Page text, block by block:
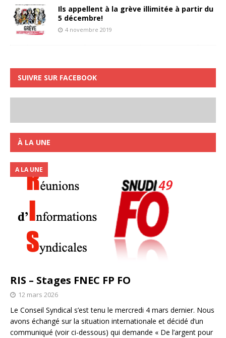
Ils appellent à la grève illimitée à partir du
5 décembre!
4 novembre 2019
SUIVRE SUR FACEBOOK
À LA UNE
RIS – Stages FNEC FP FO
A LA UNE
12 mars 2026
Le Conseil Syndical s’est tenu le mercredi 4 mars dernier. Nous
avons échangé sur la situation internationale et décidé d’un
communiqué (voir ci-dessous) qui demande « De l’argent pour